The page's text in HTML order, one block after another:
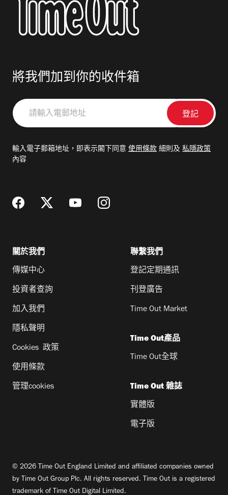
將我們加到你的收件箱
請
輸
郵
輸入電子郵箱地址，即表示閣下同意 使用條款 細則及 私隱政策
內容
關於我們
傳媒中心
投資者查詢
加入我們
隱私聲明
Cookies 政策
使用條款
管理cookies
聯繫我們
登記定期通訊
刊登廣告
Time Out Market
Time Out產品
Time Out全球
Time Out 雜誌
實體版
電子版
© 2026 Time Out England Limited and affiliated companies owned
by Time Out Group Plc. All rights reserved. Time Out is a registered
trademark of Time Out Digital Limited.